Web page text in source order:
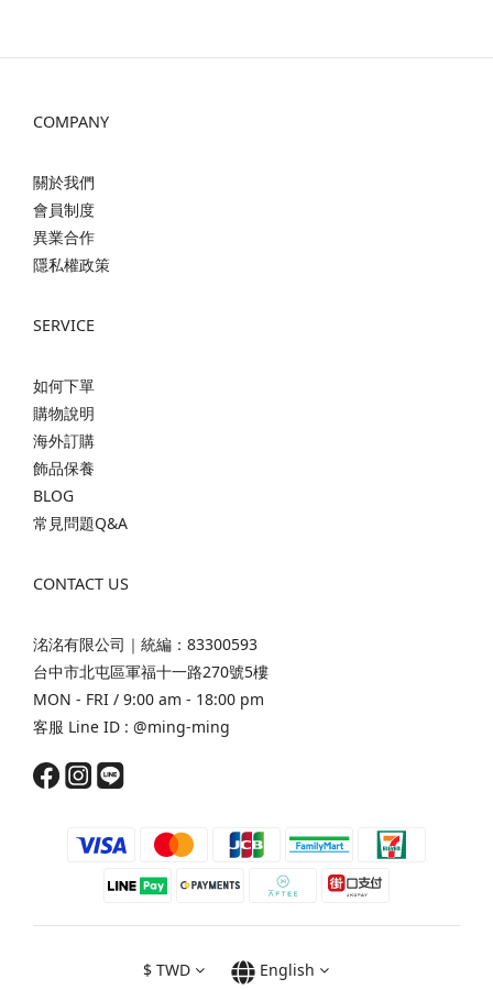
COMPANY
關於我們
會員制度
異業合作
隱私權政策
SERVICE
如何下單
購物說明
海外訂購
飾品保養
BLOG
常見問題Q&A
CONTACT US
洺洺有限公司｜統編：83300593
台中市北屯區軍福十一路270號5樓
MON - FRI / 9:00 am - 18:00 pm
客服 Line ID : @ming-ming
$ TWD English